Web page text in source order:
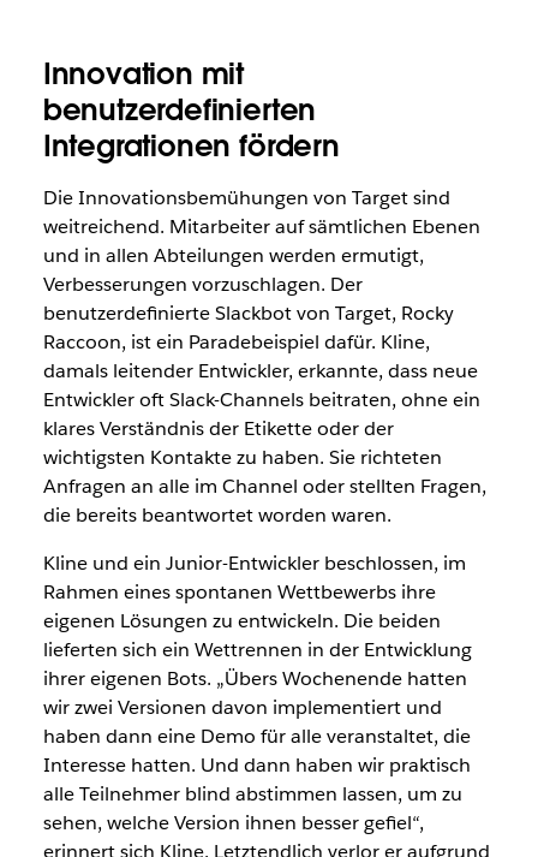
Innovation mit
benutzerdefinierten
Integrationen fördern
Die Innovationsbemühungen von Target sind
weitreichend. Mitarbeiter auf sämtlichen Ebenen
und in allen Abteilungen werden ermutigt,
Verbesserungen vorzuschlagen. Der
benutzerdefinierte Slackbot von Target, Rocky
Raccoon, ist ein Paradebeispiel dafür. Kline,
damals leitender Entwickler, erkannte, dass neue
Entwickler oft Slack-Channels beitraten, ohne ein
klares Verständnis der Etikette oder der
wichtigsten Kontakte zu haben. Sie richteten
Anfragen an alle im Channel oder stellten Fragen,
die bereits beantwortet worden waren.
Kline und ein Junior-Entwickler beschlossen, im
Rahmen eines spontanen Wettbewerbs ihre
eigenen Lösungen zu entwickeln. Die beiden
lieferten sich ein Wettrennen in der Entwicklung
ihrer eigenen Bots. „Übers Wochenende hatten
wir zwei Versionen davon implementiert und
haben dann eine Demo für alle veranstaltet, die
Interesse hatten. Und dann haben wir praktisch
alle Teilnehmer blind abstimmen lassen, um zu
sehen, welche Version ihnen besser gefiel“,
erinnert sich Kline. Letztendlich verlor er aufgrund